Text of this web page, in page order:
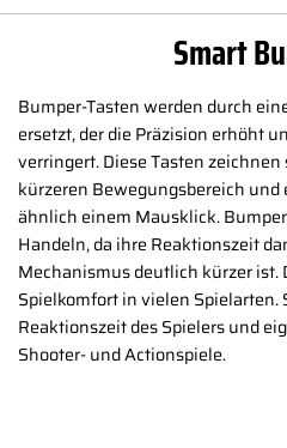
Smart
Bumper-Tasten werden durch
ersetzt, der die Präzision erhöht
verringert. Diese Tasten
kürzeren Bewegungsbereich und
ähnlich einem Mausklick.
Handeln, da ihre Reaktionszeit
Mechanismus deutlich kürzer ist.
Spielkomfort in vielen Spielarten.
Reaktionszeit des Spielers und
Shooter- und Actionspiele.